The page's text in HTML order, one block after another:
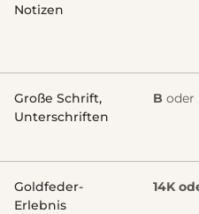
Notizen
Große Schrift,
Unterschriften
B oder
Goldfeder-
Erlebnis
14K